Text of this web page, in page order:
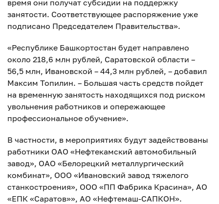
время они получат субсидии на поддержку
занятости. Соответствующее распоряжение уже
подписано Председателем Правительства».
«Республике Башкортостан будет направлено
около 218,6 млн рублей, Саратовской области –
56,5 млн, Ивановской – 44,3 млн рублей, – добавил
Максим Топилин. – Большая часть средств пойдет
на временную занятость находящихся под риском
увольнения работников и опережающее
профессиональное обучение».
В частности, в мероприятиях будут задействованы
работники ОАО «Нефтекамский автомобильный
завод», ОАО «Белорецкий металлургический
комбинат», ООО «Ивановский завод тяжелого
станкостроения», ООО «ПП Фабрика Красина», АО
«ЕПК «Саратов»», АО «Нефтемаш-САПКОН».